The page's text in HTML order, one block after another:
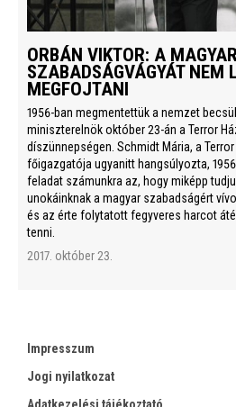
ORBÁN VIKTOR: A
SZABADSÁGVÁGYÁT NEM
MEGFOJTANI
1956-ban megmentettük a nemzet
miniszterelnök október 23-án a Terror
díszünnepségen. Schmidt Mária, a
főigazgatója ugyanitt hangsúlyozta,
feladat számunkra az, hogy miképp
unokáinknak a magyar szabadságért
és az érte folytatott fegyveres harcot
tenni.
2017. október 23.
Impresszum
Jogi nyilatkozat